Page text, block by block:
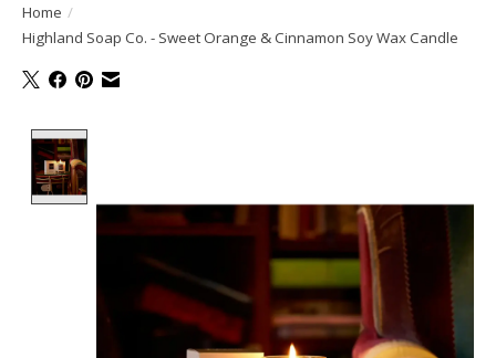
Home /
Highland Soap Co. - Sweet Orange & Cinnamon Soy Wax Candle